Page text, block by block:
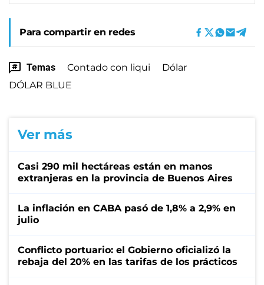
Para compartir en redes
Temas Contado con liqui
Dólar
DÓLAR BLUE
Ver más
Casi 290 mil hectáreas están en manos
extranjeras en la provincia de Buenos Aires
La inflación en CABA pasó de 1,8% a 2,9% en
julio
Conflicto portuario: el Gobierno oficializó la
rebaja del 20% en las tarifas de los prácticos